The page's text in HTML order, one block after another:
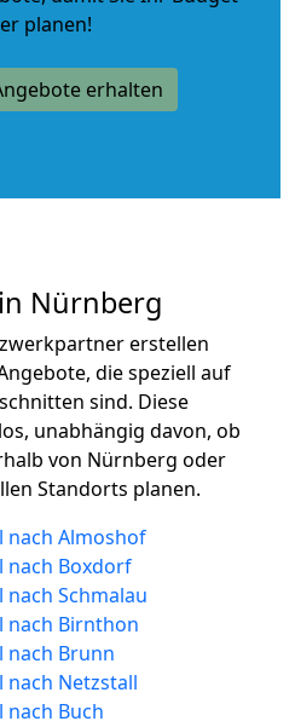
planen!
erhalten
Nürnberg
erstellen
die speziell auf
sind. Diese
unabhängig davon, ob
von Nürnberg oder
Standorts planen.
nach Almoshof
nach Boxdorf
Schmalau
nach Birnthon
nach Brunn
nach Netzstall
Buch